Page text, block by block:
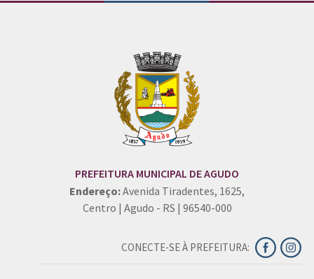
PREFEITURA MUNICIPAL DE AGUDO
Endereço:Avenida Tiradentes, 1625,
Centro | Agudo - RS | 96540-000
CONECTE-SE À PREFEITURA: